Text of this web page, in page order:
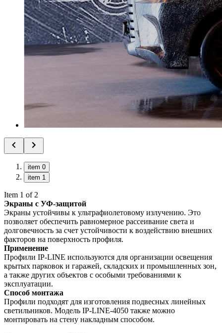
item 0
item 1
Item 1 of 2
Экраны с УФ-защитой
Экраны устойчивы к ультрафиолетовому излучению. Это
позволяет обеспечить равномерное рассеивание света и
долговечность за счет устойчивости к воздействию внешних
факторов на поверхность профиля.
Применение
Профили IP-LINE используются для организации освещения
крытых парковок и гаражей, складских и промышленных зон,
а также других объектов с особыми требованиями к
эксплуатации.
Способ монтажа
Профили подходят для изготовления подвесных линейных
светильников. Модель IP-LINE-4050 также можно
монтировать на стену накладным способом.